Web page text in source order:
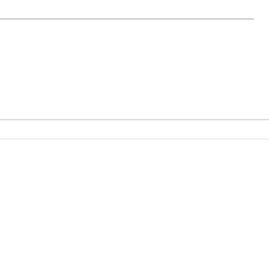
Proche des commerces, écoles et restaurants,
trois chambres confortables, deux salles d'eau
au RSAC de AUBENAS sous le numéro 850 852